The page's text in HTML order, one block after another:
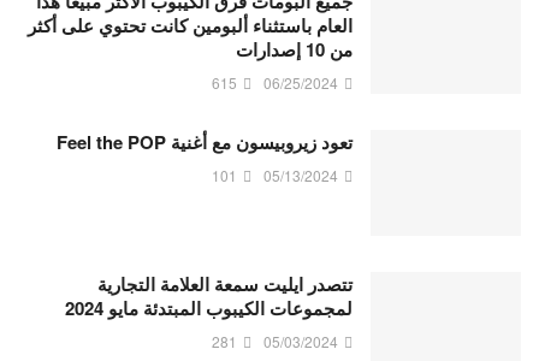
العام باستثناء ألبومين كانت تحتوي على أكثر
من 10 إصدارات
06/25/2024
615
تعود زيروبيسون مع أغنية Feel the POP
05/13/2024
101
تتصدر ايليت سمعة العلامة التجارية
لمجموعات الكيبوب المبتدئة مايو 2024
05/03/2024
281